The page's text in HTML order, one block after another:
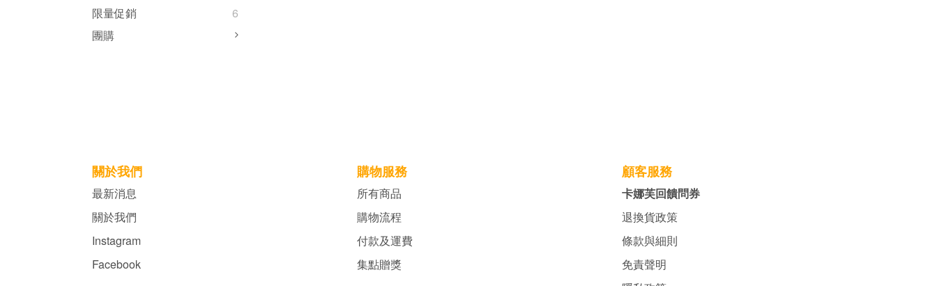
限量促銷
6
團購
關於我們
最新消息
關於我們
Instagram
Facebook
購物服務
所有商品
購物流程
付款及運費
集點贈獎
顧客服務
卡娜芙回饋問券
退換貨政策
條款與細則
免責聲明